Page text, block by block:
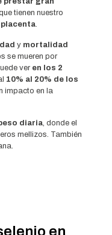
tienen nuestro
.
y mortalidad
se mueren por
ver en los 2
10% al 20% de los
impacto en la
diaria, donde el
mellizos. También
en